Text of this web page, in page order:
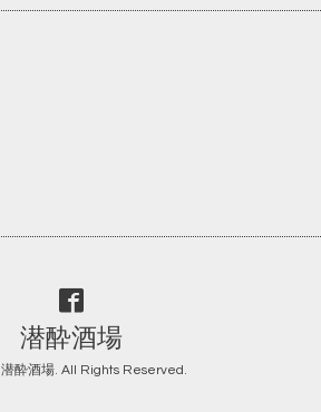
潜酔酒場
潜酔酒場. All Rights Reserved.